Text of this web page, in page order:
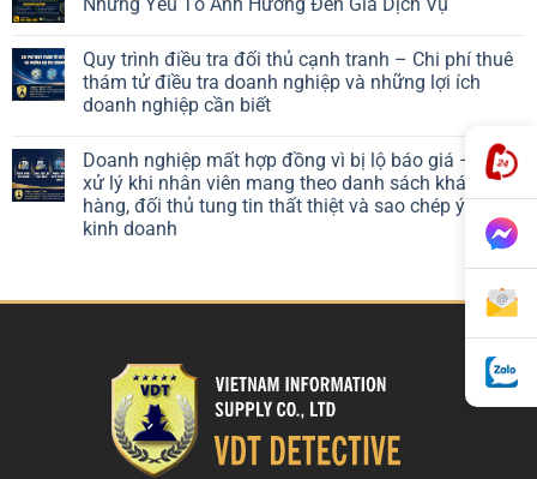
Quy trình điều tra đối thủ cạnh tranh – Chi phí thuê
thám tử điều tra doanh nghiệp và những lợi ích
doanh nghiệp cần biết
Doanh nghiệp mất hợp đồng vì bị lộ báo giá – Cách
xử lý khi nhân viên mang theo danh sách khách
hàng, đối thủ tung tin thất thiệt và sao chép ý tưởng
kinh doanh